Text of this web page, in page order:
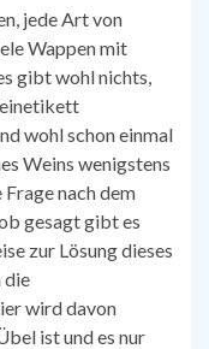
jede Art von
Wappen mit
gibt wohl nichts,
wohl schon einmal
Weins wenigstens
nach dem
gesagt gibt es
zur Lösung dieses
die
wird davon
ist und es nur